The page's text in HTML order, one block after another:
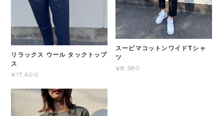
リラックス ウール タックトップ
ス
¥17,600
スーピマコットンワイドTシャ
ツ
¥8,580